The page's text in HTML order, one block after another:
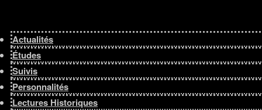
Actualités
Études
Suivis
Personnalités
Lectures Historiques